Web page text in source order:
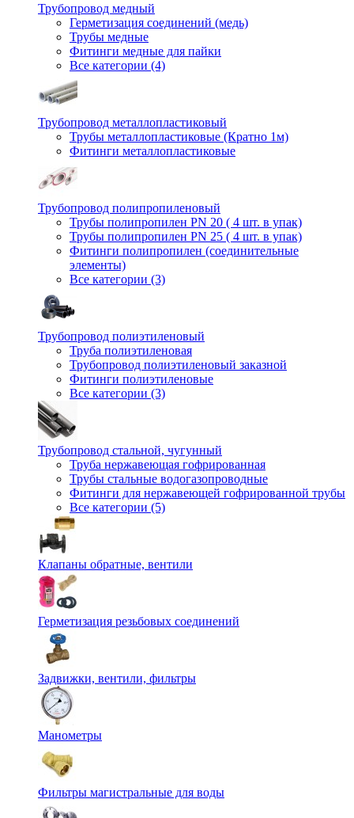
Трубопровод медный
Герметизация соединений (медь)
Трубы медные
Фитинги медные для пайки
Все категории (4)
Трубопровод металлопластиковый
Трубы металлопластиковые (Кратно 1м)
Фитинги металлопластиковые
Трубопровод полипропиленовый
Трубы полипропилен PN 20 ( 4 шт. в упак)
Трубы полипропилен PN 25 ( 4 шт. в упак)
Фитинги полипропилен (cоединительные
элементы)
Все категории (3)
Трубопровод полиэтиленовый
Труба полиэтиленовая
Трубопровод полиэтиленовый заказной
Фитинги полиэтиленовые
Все категории (3)
Трубопровод стальной, чугунный
Труба нержавеющая гофрированная
Трубы стальные водогазопроводные
Фитинги для нержавеющей гофрированной трубы
Все категории (5)
Клапаны обратные, вентили
Герметизация резьбовых соединений
Задвижки, вентили, фильтры
Манометры
Фильтры магистральные для воды